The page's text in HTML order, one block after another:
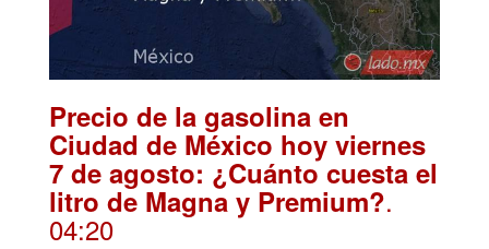
Precio de la gasolina en
Ciudad de México hoy viernes
7 de agosto: ¿Cuánto cuesta el
litro de Magna y Premium?.
04:20